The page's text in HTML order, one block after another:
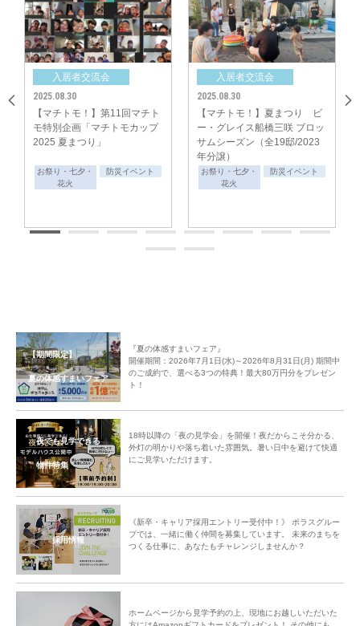
最後は『分譲地対抗バケツリレー』。ビニールプールを最初に水でいっぱい
にしたチームが勝利です。参加メンバー8名が並び、司会の合図で一斉にス
タート！各分譲地で息を合わせてバケツを回し大興奮！栄冠はどのチーム
カップは閉会に。競技後は分譲地ごとに自由に夏まつりをお楽しみいただい
入居者交流会
2025.08.30
【マチトモ！】第11回マチト
モ特別企画「マチトモカップ
2025 夏まつり」
お祭り・七夕・
花火
防災イベント
入居者交流会
2025.08.30
【マチトモ！】夏まつり ビ
ー・グレイス船橋三咲 ブロッ
サムシーズン（全19邸/2023
年分譲）
お祭り・七夕・
花火
防災イベント
【期間限定】
夏の体感すまいフェア
『夏の体感すまいフェア』
開催期間：2026年7月1日(水)～2026年8月31日(月) 期間中
のご成約で、選べる3つの特典！最大80万円分をプレゼン
ト！
夜でも見学できる
物件特集
18時以降の「夜の見学会」を開催！夜だからこそ分かる、
外灯の明かりや落ち着いた雰囲気。暑い日中を避けて快適
にご見学いただけます。
採用情報
《新卒・キャリア採用エントリー受付中！》 ポラスグルー
プでは、一緒に働く仲間を募集しています。 未来のまちを
つくる仕事に、あなたもチャレンジしませんか？
ホームページから見学予約の上、現地にお越しいただいた